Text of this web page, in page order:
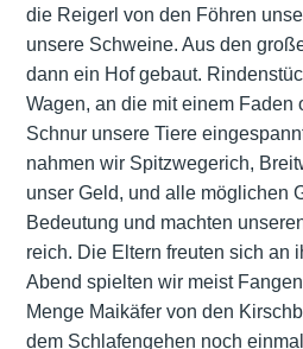
die Reigerl von den Föhren
unsere Schweine. Aus den
dann ein Hof gebaut.
Wagen, an die mit einem Faden
Schnur unsere Tiere
nahmen wir Spitzwegerich,
unser Geld, und alle möglichen
Bedeutung und machten
reich. Die Eltern freuten sich an
Abend spielten wir meist
Menge Maikäfer von den
dem Schlafengehen noch